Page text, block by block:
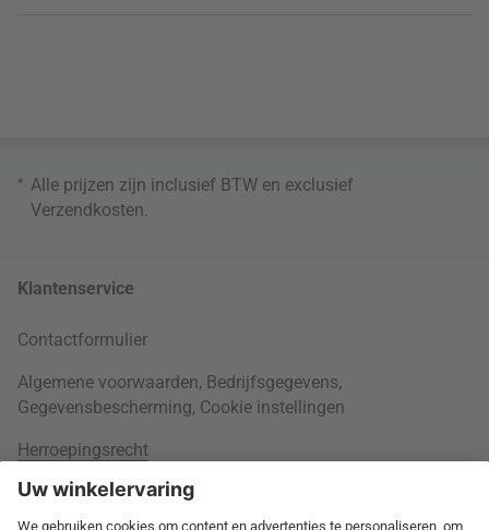
* Alle prijzen zijn inclusief BTW en exclusief
Verzendkosten
Klantenservice
Contactformulier
Algemene voorwaarden, Bedrijfsgegevens,
Gegevensbescherming, Cookie instellingen
Herroepingsrecht
Rondom je bestelling